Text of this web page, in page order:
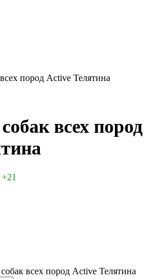
пород Active Телятина
всех пород
+21
всех пород Active Телятина